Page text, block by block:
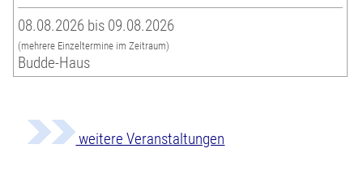
08.08.2026 bis 09.08.2026
(mehrere Einzeltermine im Zeitraum)
Budde-Haus
weitere Veranstaltungen